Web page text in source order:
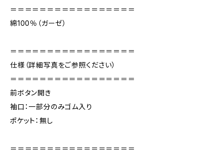
＝＝＝＝＝＝＝＝＝＝＝＝＝＝＝＝＝
綿100％（ガーゼ）
＝＝＝＝＝＝＝＝＝＝＝＝＝＝＝＝＝
仕様（詳細写真をご参照ください）
＝＝＝＝＝＝＝＝＝＝＝＝＝＝＝＝＝
前ボタン開き
袖口：一部分のみゴム入り
ポケット：無し
＝＝＝＝＝＝＝＝＝＝＝＝＝＝＝＝＝